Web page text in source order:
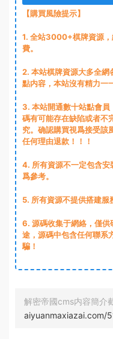
【購買風險提示】
1. 全站3000+棋牌資源，
費。
2. 本站棋牌資源大多全
點内容，本站沒有精力一
3. 本站開通數十站點會
碼有可能存在缺陷或者不
究。确認購買視爲接受該
任何理由退款！！！
4. 所有資源不一定包含安
爲參考。
5. 所有資源不提供搭建服
6. 源碼收集于網絡，僅供
途，源碼中包含任何聯系
騙！
解密帝國cms内容簡介
aiyuanmaxiazai.com/